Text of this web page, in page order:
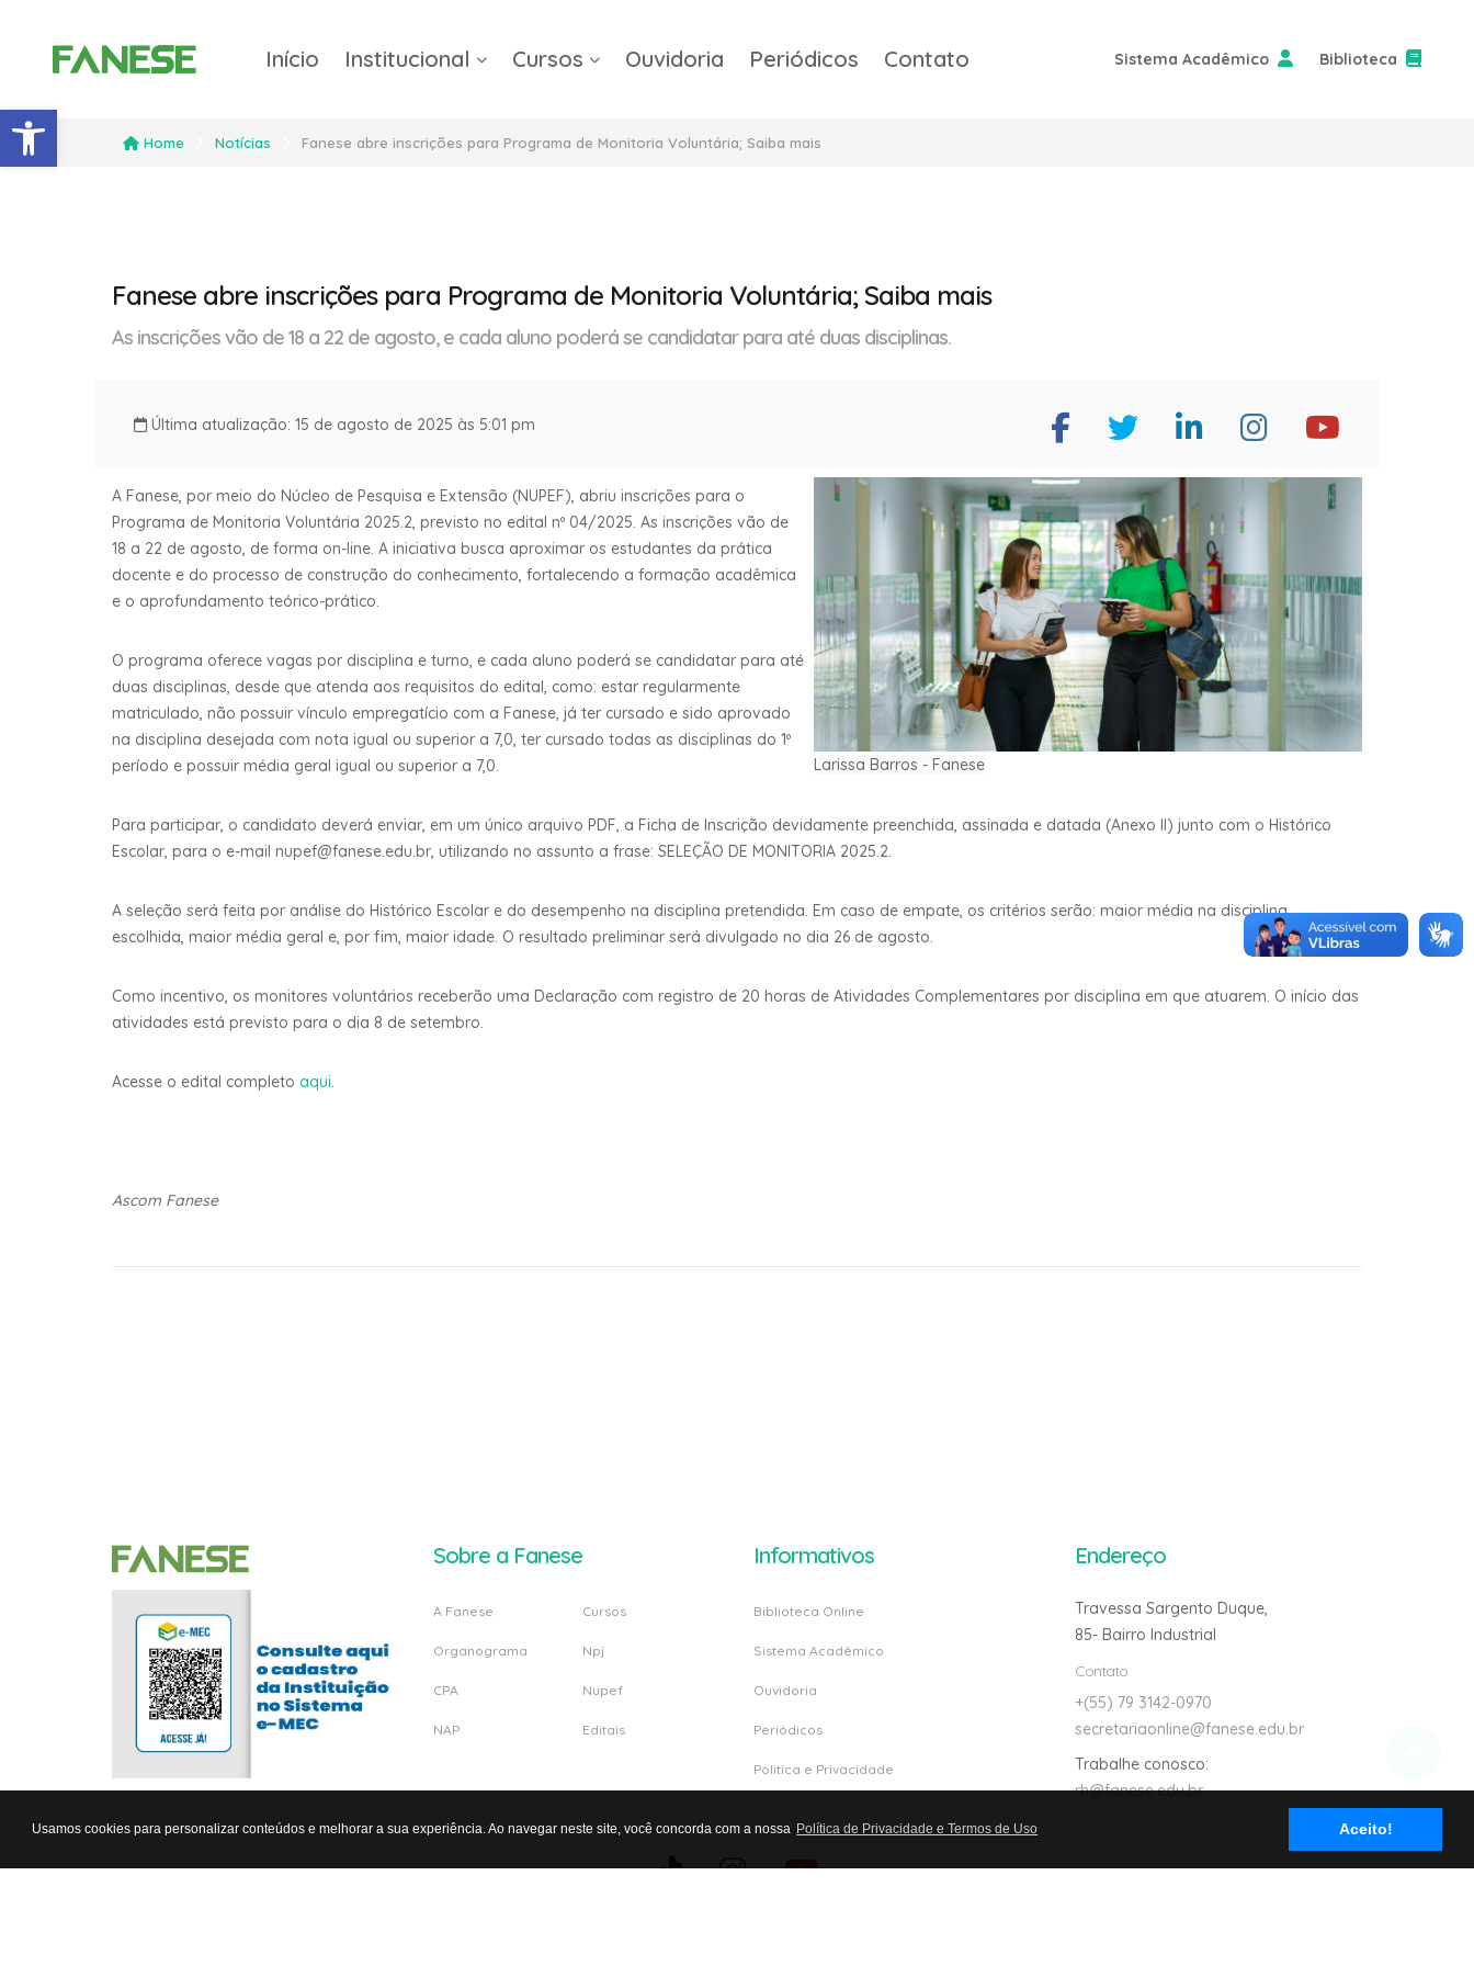
Usamos cookies para personalizar conteúdos e melhorar a sua experiência. Ao navegar neste site, você concorda com a nossa Política de Privacidade e Termos de Uso Aceito!
Barra de Ferramentas Aberta
Início Institucional Cursos Ouvidoria Periódicos Contato Sistema Acadêmico Biblioteca
Home Notícias Fanese abre inscrições para Programa de Monitoria Voluntária; Saiba mais
Fanese abre inscrições para Programa de Monitoria Voluntária; Saiba mais
As inscrições vão de 18 a 22 de agosto, e cada aluno poderá se candidatar para até duas disciplinas.
Última atualização: 15 de agosto de 2025 às 5:01 pm
Larissa Barros - Fanese
A Fanese, por meio do Núcleo de Pesquisa e Extensão (NUPEF), abriu inscrições para o
Programa de Monitoria Voluntária 2025.2, previsto no edital nº 04/2025. As inscrições vão de
18 a 22 de agosto, de forma on-line. A iniciativa busca aproximar os estudantes da prática
docente e do processo de construção do conhecimento, fortalecendo a formação acadêmica
e o aprofundamento teórico-prático.
O programa oferece vagas por disciplina e turno, e cada aluno poderá se candidatar para até
duas disciplinas, desde que atenda aos requisitos do edital, como: estar regularmente
matriculado, não possuir vínculo empregatício com a Fanese, já ter cursado e sido aprovado
na disciplina desejada com nota igual ou superior a 7,0, ter cursado todas as disciplinas do 1º
período e possuir média geral igual ou superior a 7,0.
Para participar, o candidato deverá enviar, em um único arquivo PDF, a Ficha de Inscrição devidamente preenchida, assinada e datada (Anexo II) junto com o Histórico
Escolar, para o e-mail nupef@fanese.edu.br, utilizando no assunto a frase: SELEÇÃO DE MONITORIA 2025.2.
A seleção será feita por análise do Histórico Escolar e do desempenho na disciplina pretendida. Em caso de empate, os critérios serão: maior média na disciplina
escolhida, maior média geral e, por fim, maior idade. O resultado preliminar será divulgado no dia 26 de agosto.
Como incentivo, os monitores voluntários receberão uma Declaração com registro de 20 horas de Atividades Complementares por disciplina em que atuarem. O início das
atividades está previsto para o dia 8 de setembro.
Acesse o edital completo aqui.
Ascom Fanese
Sobre a Fanese
A Fanese
Organograma
CPA
NAP
Cursos
Npj
Nupef
Editais
Informativos
Biblioteca Online
Sistema Acadêmico
Ouvidoria
Periódicos
Politica e Privacidade
Endereço
Travessa Sargento Duque,
85- Bairro Industrial
Contato
+(55) 79 3142-0970
secretariaonline@fanese.edu.br
Trabalhe conosco:
rh@fanese.edu.br
Avalie nosso site